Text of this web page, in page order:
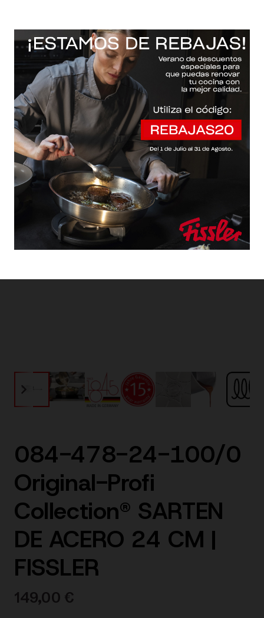
Inicio / Fissler Web / Sartenes
Original-profi collection®
084-478-24-100/0
Original-Profi
Collection® SARTEN
DE ACERO 24 CM |
FISSLER
149,00 €